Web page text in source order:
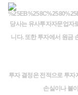
당사는 유사투자자문업자
니다. 또한 투자에서 원금
투자 결정은 전적으로 투자
손실이나 불